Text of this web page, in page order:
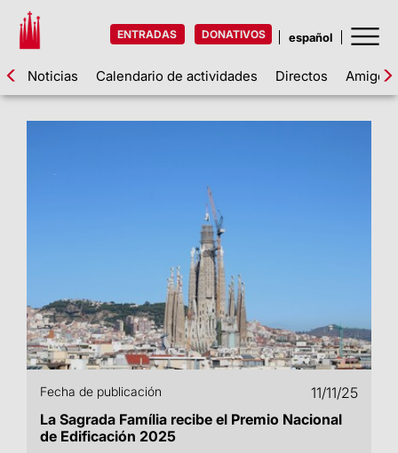
ENTRADAS DONATIVOS
Noticias Calendario de actividades Directos Amigos
Fecha de publicación
11/11/25
La Sagrada Família recibe el Premio Nacional
de Edificación 2025